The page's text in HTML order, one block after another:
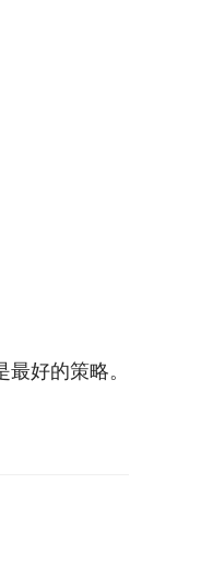
好的策略。